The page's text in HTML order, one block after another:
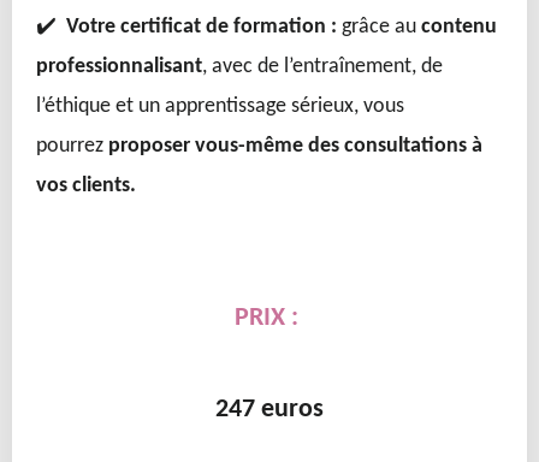
✔️ Votre certificat de formation : grâce au contenu
professionnalisant, avec de l’entraînement, de
l’éthique et un apprentissage sérieux, vous
pourrez proposer vous-même des consultations à
vos clients.
PRIX :
247 euros